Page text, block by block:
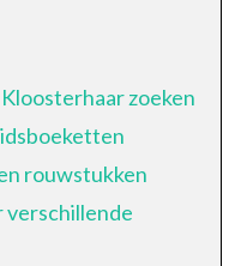
zoeken
rouwstukken
verschillende